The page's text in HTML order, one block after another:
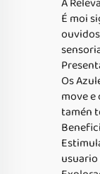
É moi
Os
move e
tamén